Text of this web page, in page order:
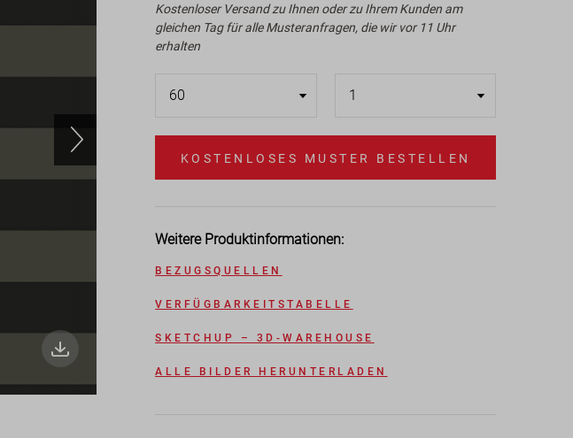
Kostenloser Versand zu Ihnen oder zu Ihrem Kunden am
gleichen Tag für alle Musteranfragen, die wir vor 11 Uhr
erhalten
KOSTENLOSES MUSTER BESTELLEN
Weitere Produktinformationen:
BEZUGSQUELLEN
VERFÜGBARKEITSTABELLE
SKETCHUP – 3D-WAREHOUSE
ALLE BILDER HERUNTERLADEN